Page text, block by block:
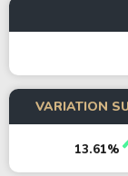
VARIATION
13.61%